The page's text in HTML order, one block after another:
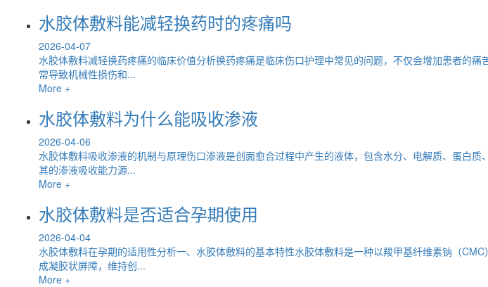
水胶体敷料能减轻换药时的疼痛吗
2026-04-07
水胶体敷料减轻换药疼痛的临床价值分析换药疼痛是临床伤口护理中常见的问题，不仅会增加患者的
常导致机械性损伤和...
More +
水胶体敷料为什么能吸收渗液
2026-04-06
水胶体敷料吸收渗液的机制与原理伤口渗液是创面愈合过程中产生的液体，包含水分、电解质、蛋白
其的渗液吸收能力源...
More +
水胶体敷料是否适合孕期使用
2026-04-04
水胶体敷料在孕期的适用性分析一、水胶体敷料的基本特性水胶体敷料是一种以羧甲基纤维素钠（
成凝胶状屏障，维持创...
More +